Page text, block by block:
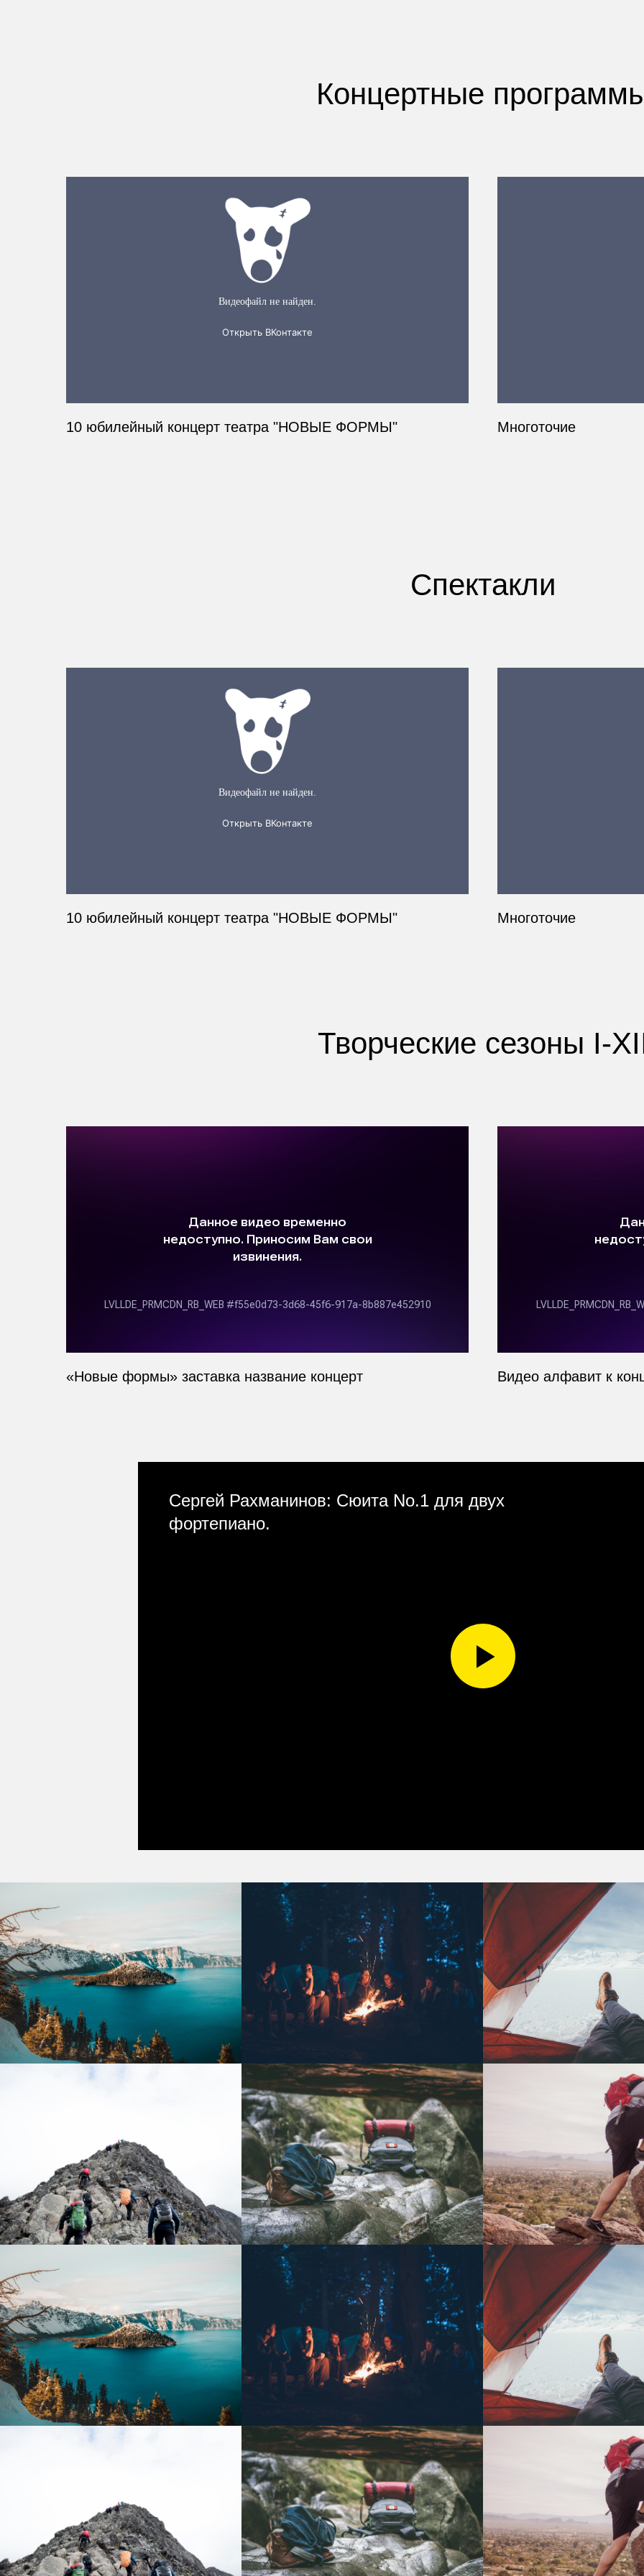
Концертные
10 юбилейный концерт театра "НОВЫЕ ФОРМЫ" Многоточие
Спектакли
10 юбилейный концерт театра "НОВЫЕ ФОРМЫ" Многоточие
Творческие сезоны I-
«Новые формы» заставка название концерт Видео алфавит к
Сергей Рахманинов: Сюита No.1 для двух
фортепиано.